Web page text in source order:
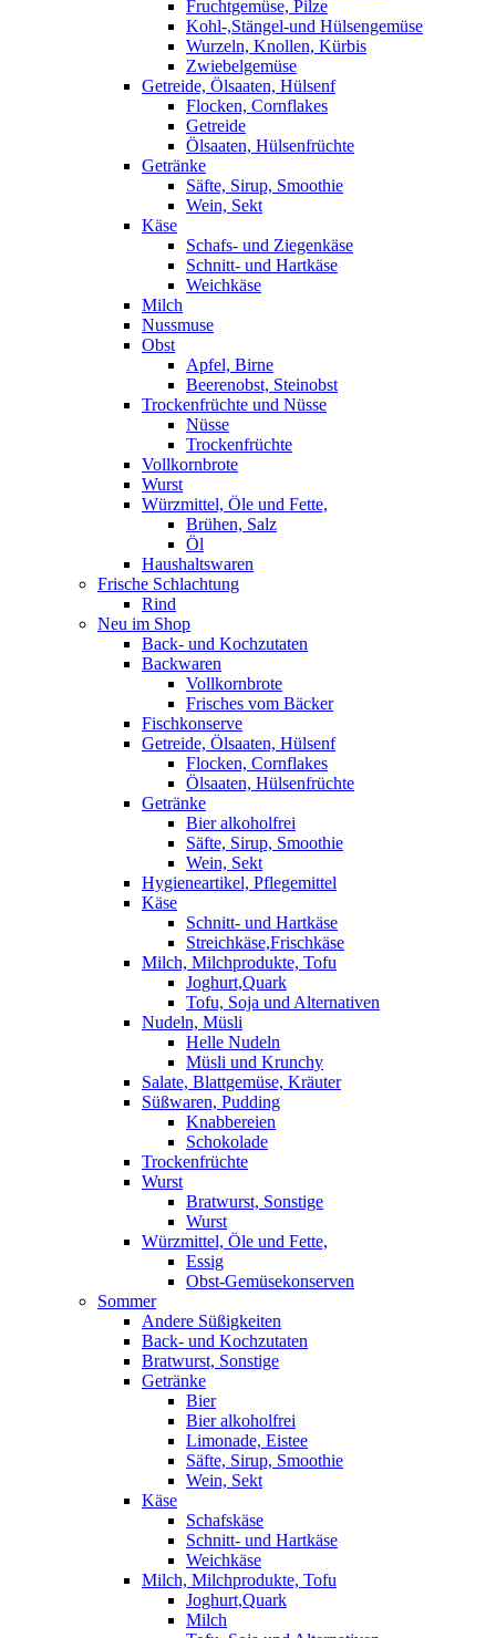
Fruchtgemüse, Pilze
Kohl-,Stängel-und Hülsengemüse
Wurzeln, Knollen, Kürbis
Zwiebelgemüse
Getreide, Ölsaaten, Hülsenf
Flocken, Cornflakes
Getreide
Ölsaaten, Hülsenfrüchte
Getränke
Säfte, Sirup, Smoothie
Wein, Sekt
Käse
Schafs- und Ziegenkäse
Schnitt- und Hartkäse
Weichkäse
Milch
Nussmuse
Obst
Apfel, Birne
Beerenobst, Steinobst
Trockenfrüchte und Nüsse
Nüsse
Trockenfrüchte
Vollkornbrote
Wurst
Würzmittel, Öle und Fette,
Brühen, Salz
Öl
Haushaltswaren
Frische Schlachtung
Rind
Neu im Shop
Back- und Kochzutaten
Backwaren
Vollkornbrote
Frisches vom Bäcker
Fischkonserve
Getreide, Ölsaaten, Hülsenf
Flocken, Cornflakes
Ölsaaten, Hülsenfrüchte
Getränke
Bier alkoholfrei
Säfte, Sirup, Smoothie
Wein, Sekt
Hygieneartikel, Pflegemittel
Käse
Schnitt- und Hartkäse
Streichkäse,Frischkäse
Milch, Milchprodukte, Tofu
Joghurt,Quark
Tofu, Soja und Alternativen
Nudeln, Müsli
Helle Nudeln
Müsli und Krunchy
Salate, Blattgemüse, Kräuter
Süßwaren, Pudding
Knabbereien
Schokolade
Trockenfrüchte
Wurst
Bratwurst, Sonstige
Wurst
Würzmittel, Öle und Fette,
Essig
Obst-Gemüsekonserven
Sommer
Andere Süßigkeiten
Back- und Kochzutaten
Bratwurst, Sonstige
Getränke
Bier
Bier alkoholfrei
Limonade, Eistee
Säfte, Sirup, Smoothie
Wein, Sekt
Käse
Schafskäse
Schnitt- und Hartkäse
Weichkäse
Milch, Milchprodukte, Tofu
Joghurt,Quark
Milch